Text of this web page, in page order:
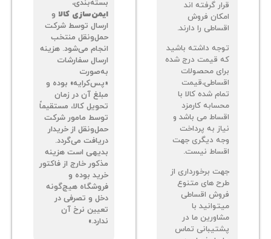
را دارند.
داشته باشید
قیمت درج شده
شده کالا با
می باشد و
به پرداخت
دیگری جهت
برخورداری از
های متنوع
تماس
ایمن‌سازی کالاو
ارسال توسط شرکت
حمل‌ونقل منتخب
انجام می‌شود. هزینه
ارسال سفارشات
«پس‌کرایه» بوده و
مبلغ آن در زمان
تحویل کالا، مستقیماً
توسط مامور شرکت
حمل‌ونقل از خریدار
دریافت می‌گردد.
بدیهی است هزینه
مذکور خارج از فاکتور
فروشگاه هیچ‌گونه
دخل و تصرفی در